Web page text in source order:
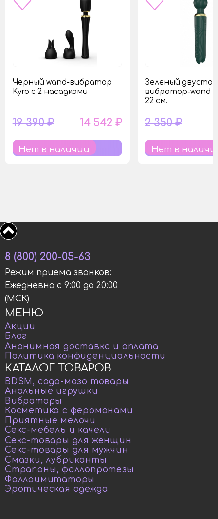
Черный wand-вибратор
Kyro с 2 насадками
19 390 ₽ 14 542 ₽
Нет в наличии
Зеленый
вибратор-wand
22 см.
2 350 ₽
Нет в
КАТАЛОГ ТОВАРОВ
BDSM, садо-мазо товары
Анальные игрушки
Вибраторы
Косметика с феромонами
Приятные мелочи
Секс-мебель и качели
Секс-товары для женщин
Секс-товары для мужчин
Смазки, лубриканты
Страпоны, фаллопротезы
Фаллоимитаторы
Эротическая одежда
МЕНЮ
Акции
Блог
Анонимная доставка и оплата
Политика конфиденциальности
8 (800) 200-05-63
Режим приема звонков:
Ежедневно с 9:00 до 20:00
(МСК)